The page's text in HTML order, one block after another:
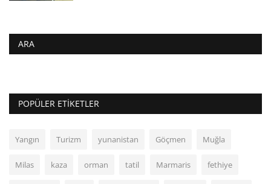
ARA
POPÜLER ETIKETLER
Yangın Turizm yunanistan Göçmen Muğla
Milas kaza orman tatil Marmaris fethiye